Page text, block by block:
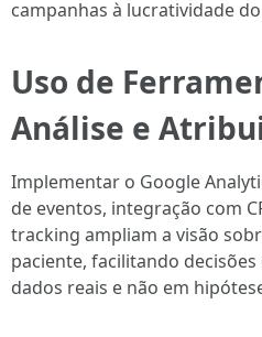
campanhas à lucratividade
Uso de
Análise e
Implementar o Google
de eventos, integração com
tracking ampliam a visão
paciente, facilitando
dados reais e não em